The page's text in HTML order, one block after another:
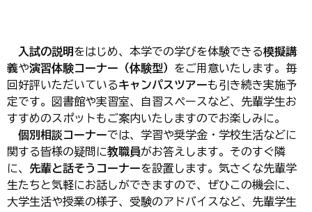
入試の説明をはじめ、本学での学びを体験できる模擬講
義や演習体験コーナー（体験型） をご用意いたします。毎
回好評いただいているキャンパスツアーも引き続き実施予
定です。図書館や実習室、自習スペースなど、先輩学生お
すすめのスポットもご案内いたしますのでお楽しみに。
個別相談コーナーでは、学習や奨学金・学校生活などに
関する皆様の疑問に教職員がお答えします。そのすぐ隣
に、 先輩と話そうコーナーを設置します。気さくな先輩学
生たちと気軽にお話しができますので、ぜひこの機会に、
大学生活や授業の様子、受験のアドバイスなど、先輩学生